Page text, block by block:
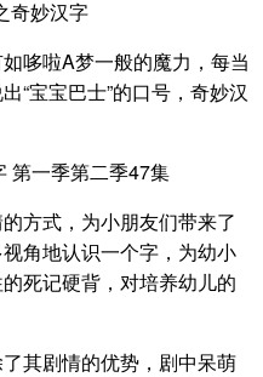
哆啦A梦一般的魔力，每当
“宝宝巴士”的口号，奇妙汉
方式，为小朋友们带来了
角地认识一个字，为幼小
死记硬背，对培养幼儿的
其剧情的优势，剧中呆萌